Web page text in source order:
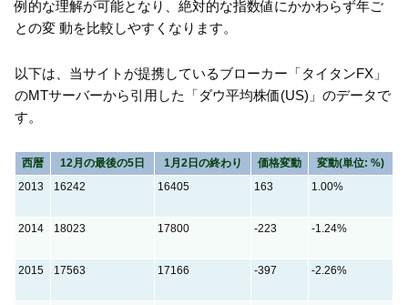
例的な理解が可能となり、絶対的な指数値にかかわらず年ご
との変 動を比較しやすくなります。
以下は、当サイトが提携しているブローカー「タイタンFX」
のMTサーバーから引用した「ダウ平均株価(US)」のデータで
す。
西暦 12月の最後の5日 1月2日の終わり 価格変動
変動(単位: %)
2013
16242 16405 163 1.00%
2014 18023 17800 -223 -1.24%
2015 17563 17166 -397 -2.26%